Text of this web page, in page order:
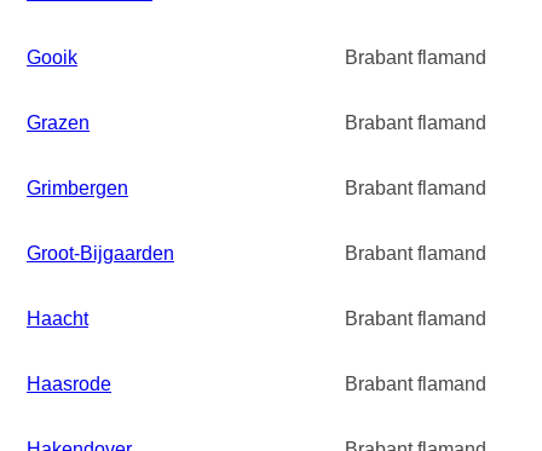
Gooik Brabant flamand
Grazen Brabant flamand
Grimbergen Brabant flamand
Groot-Bijgaarden Brabant flamand
Haacht Brabant flamand
Haasrode Brabant flamand